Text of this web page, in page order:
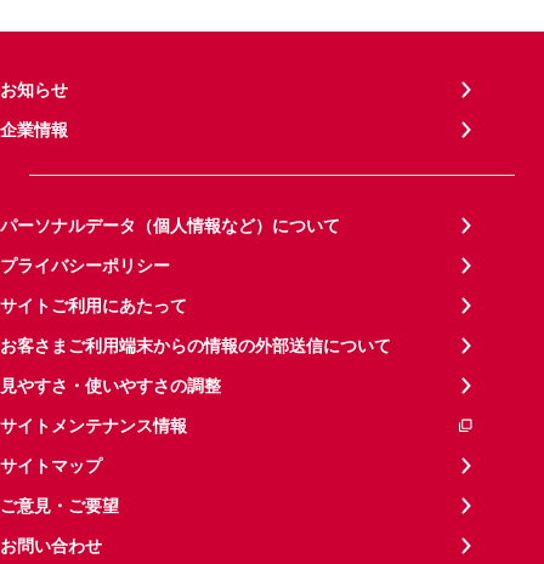
お知らせ
企業情報
パーソナルデータ（個人情報など）について
プライバシーポリシー
サイトご利用にあたって
お客さまご利用端末からの情報の外部送信について
見やすさ・使いやすさの調整
サイトメンテナンス情報
サイトマップ
ご意見・ご要望
お問い合わせ